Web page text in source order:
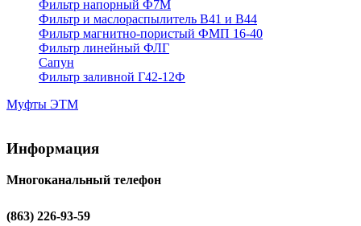
Фильтр напорный Ф7М
Фильтр и маслораспылитель В41 и В44
Фильтр магнитно-пористый ФМП 16-40
Фильтр линейный ФЛГ
Сапун
Фильтр заливной Г42-12Ф
Муфты ЭТМ
Информация
Многоканальный телефон
(863) 226-93-59